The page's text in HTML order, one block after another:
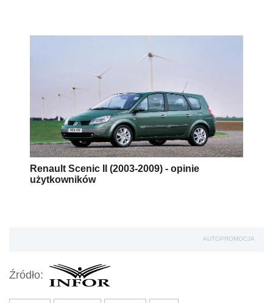
Renault Scenic II (2003-2009) - opinie
użytkowników
AUTOPROMOCJA
Źródło: